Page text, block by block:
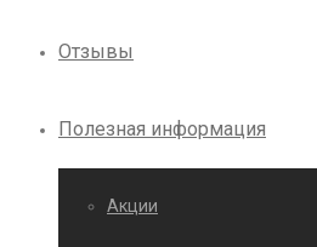
Отзывы
Полезная информация
Акции